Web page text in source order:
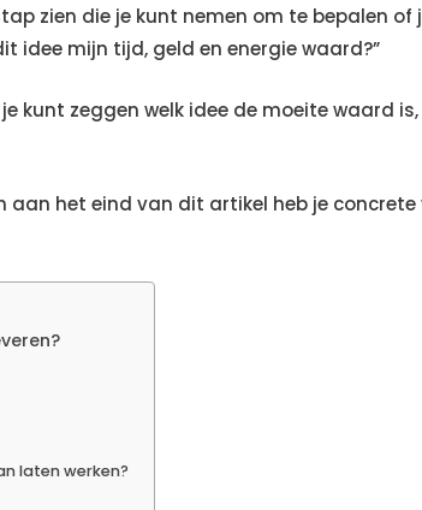
zien die je kunt nemen om te bepalen
idee mijn tijd, geld en energie waard?”
kunt zeggen welk idee de moeite waard
het eind van dit artikel heb je
laten werken?